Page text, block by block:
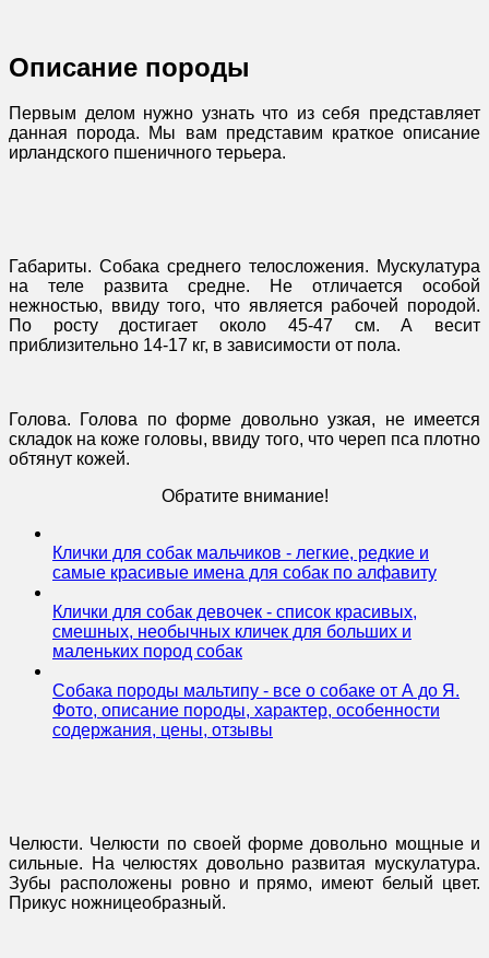
Описание породы
Первым делом нужно узнать что из себя представляет
данная порода. Мы вам представим краткое описание
ирландского пшеничного терьера.
Габариты. Собака среднего телосложения. Мускулатура
на теле развита средне. Не отличается особой
нежностью, ввиду того, что является рабочей породой.
По росту достигает около 45-47 см. А весит
приблизительно 14-17 кг, в зависимости от пола.
Голова. Голова по форме довольно узкая, не имеется
складок на коже головы, ввиду того, что череп пса плотно
обтянут кожей.
Обратите внимание!
Клички для собак мальчиков - легкие, редкие и
самые красивые имена для собак по алфавиту
Клички для собак девочек - список красивых,
смешных, необычных кличек для больших и
маленьких пород собак
Собака породы мальтипу - все о собаке от А до Я.
Фото, описание породы, характер, особенности
содержания, цены, отзывы
Челюсти. Челюсти по своей форме довольно мощные и
сильные. На челюстях довольно развитая мускулатура.
Зубы расположены ровно и прямо, имеют белый цвет.
Прикус ножницеобразный.